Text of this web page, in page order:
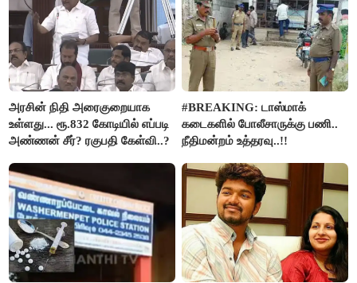
அரசின் நிதி அரைகுறையாக
உள்ளது... ரூ.832 கோடியில் எப்படி
அண்ணன் சீர்? ரகுபதி கேள்வி..?
#BREAKING: டாஸ்மாக்
கடைகளில் போலீசாருக்கு பணி..
நீதிமன்றம் உத்தரவு..!!